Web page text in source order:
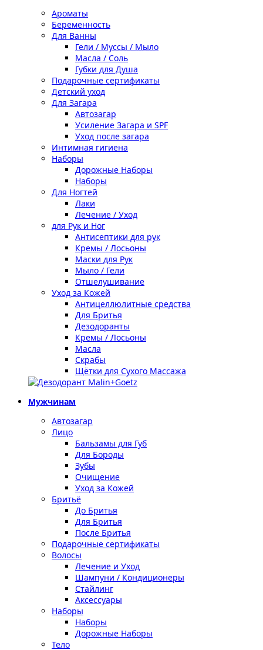
Ароматы
Беременность
Для Ванны
Гели / Муссы / Мыло
Масла / Соль
Губки для Душа
Подарочные сертификаты
Детский уход
Для Загара
Автозагар
Усиление Загара и SPF
Уход после загара
Интимная гигиена
Наборы
Дорожные Наборы
Наборы
Для Ногтей
Лаки
Лечение / Уход
для Рук и Ног
Антисептики для рук
Кремы / Лосьоны
Маски для Рук
Мыло / Гели
Отшелушивание
Уход за Кожей
Антицеллюлитные средства
Для Бритья
Дезодоранты
Кремы / Лосьоны
Масла
Скрабы
Щётки для Сухого Массажа
Мужчинам
Автозагар
Лицо
Бальзамы для Губ
Для Бороды
Зубы
Очищение
Уход за Кожей
Бритьё
До Бритья
Для Бритья
После Бритья
Подарочные сертификаты
Волосы
Лечение и Уход
Шампуни / Кондиционеры
Стайлинг
Аксессуары
Наборы
Наборы
Дорожные Наборы
Тело